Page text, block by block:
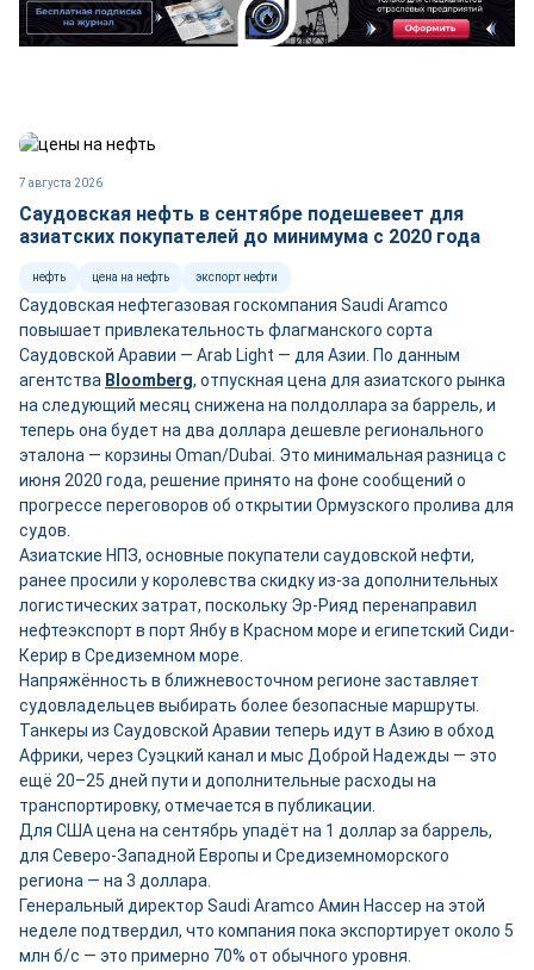
7 августа 2026
Саудовская нефть в сентябре подешевеет для
азиатских покупателей до минимума с 2020 года
нефть цена на нефть экспорт нефти
Саудовская нефтегазовая госкомпания Saudi Aramco
повышает привлекательность флагманского сорта
Саудовской Аравии — Arab Light — для Азии. По данным
агентства Bloomberg, отпускная цена для азиатского рынка
на следующий месяц снижена на полдоллара за баррель, и
теперь она будет на два доллара дешевле регионального
эталона — корзины Oman/Dubai. Это минимальная разница с
июня 2020 года, решение принято на фоне сообщений о
прогрессе переговоров об открытии Ормузского пролива для
судов.
Азиатские НПЗ, основные покупатели саудовской нефти,
ранее просили у королевства скидку из-за дополнительных
логистических затрат, поскольку Эр-Рияд перенаправил
нефтеэкспорт в порт Янбу в Красном море и египетский Сиди-
Керир в Средиземном море.
Напряжённость в ближневосточном регионе заставляет
судовладельцев выбирать более безопасные маршруты.
Танкеры из Саудовской Аравии теперь идут в Азию в обход
Африки, через Суэцкий канал и мыс Доброй Надежды — это
ещё 20–25 дней пути и дополнительные расходы на
транспортировку, отмечается в публикации.
Для США цена на сентябрь упадёт на 1 доллар за баррель,
для Северо-Западной Европы и Средиземноморского
региона — на 3 доллара.
Генеральный директор Saudi Aramco Амин Нассер на этой
неделе подтвердил, что компания пока экспортирует около 5
млн б/с — это примерно 70% от обычного уровня.